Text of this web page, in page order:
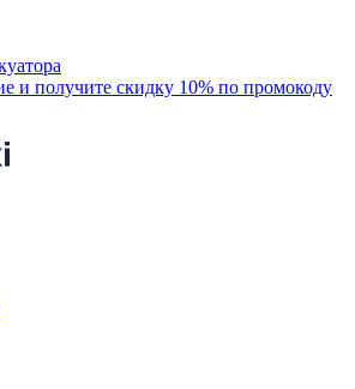
и получите скидку 10% по промокоду